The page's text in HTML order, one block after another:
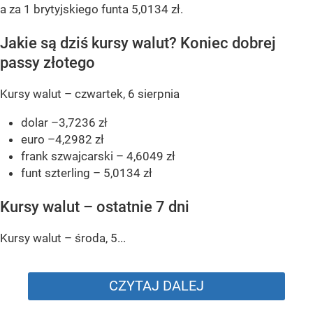
a za 1 brytyjskiego funta 5,0134 zł.
Jakie są dziś kursy walut? Koniec dobrej
passy złotego
Kursy walut – czwartek, 6 sierpnia
dolar –3,7236 zł
euro –4,2982 zł
frank szwajcarski – 4,6049 zł
funt szterling – 5,0134 zł
Kursy walut – ostatnie 7 dni
Kursy walut – środa, 5...
CZYTAJ DALEJ